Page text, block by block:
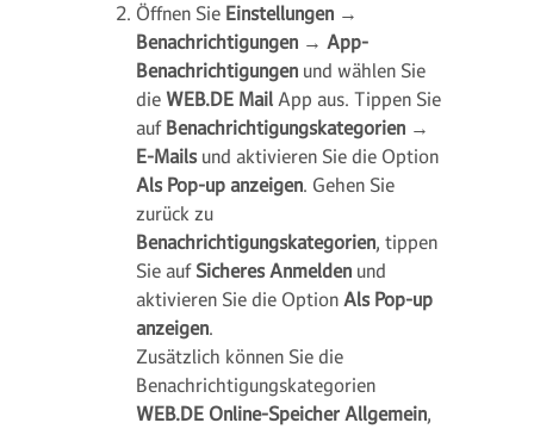
Öffnen Sie Einstellungen →
Benachrichtigungen → App-
Benachrichtigungen und wählen Sie
die WEB.DE Mail App aus. Tippen Sie
auf Benachrichtigungskategorien →
E-Mailsund aktivieren Sie die Option
Als Pop-up anzeigen. Gehen Sie
zurück zu
Benachrichtigungskategorien, tippen
Sie auf Sicheres Anmelden und
aktivieren Sie die Option Als Pop-up
anzeigen.
Zusätzlich können Sie die
Benachrichtigungskategorien
WEB.DE Online-Speicher Allgemein,